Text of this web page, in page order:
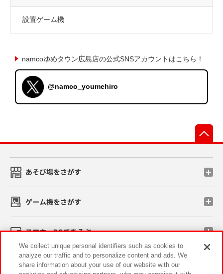
設置ゲーム機
namcoゆめタウン広島店の公式SNSアカウントはこちら！
@namco_youmehiro
あそび場をさがす
ゲーム機をさがす
スマホ・PCであそぶ
イベント・キャンペーン
We collect unique personal identifiers such as cookies to
analyze our traffic and to personalize content and ads. We
share information about your use of our website with our